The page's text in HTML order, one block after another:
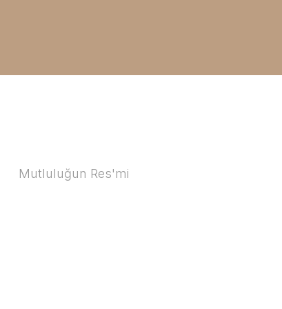
Mutluluğun Res'mi